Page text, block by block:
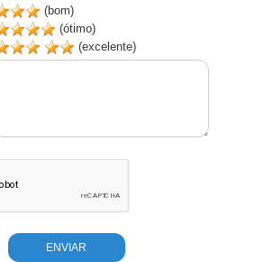
(bom)
(ótimo)
(excelente)